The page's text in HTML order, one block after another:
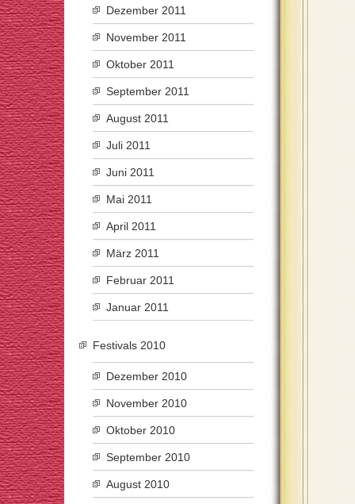
Dezember 2011
November 2011
Oktober 2011
September 2011
August 2011
Juli 2011
Juni 2011
Mai 2011
April 2011
März 2011
Februar 2011
Januar 2011
Festivals 2010
Dezember 2010
November 2010
Oktober 2010
September 2010
August 2010